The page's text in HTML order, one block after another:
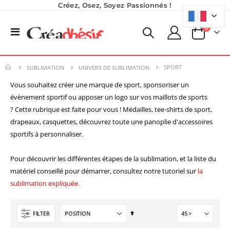
Créez, Osez, Soyez Passionnés !
Basculer
Panier
0produits
SUBLIMATION UNIVERS DE SUBLIMATION SPORT
Vous souhaitez créer une marque de sport, sponsoriser un
évènement sportif ou apposer un logo sur vos maillots de sports
? Cette rubrique est faite pour vous ! Médailles, tee-shirts de sport,
drapeaux, casquettes, découvrez toute une panoplie d'accessoires
sportifs à personnaliser.
Pour découvrir les différentes étapes de la sublimation, et la liste du
matériel conseillé pour démarrer, consultez notre tutoriel sur la
sublimation expliquée.
FILTER
Par